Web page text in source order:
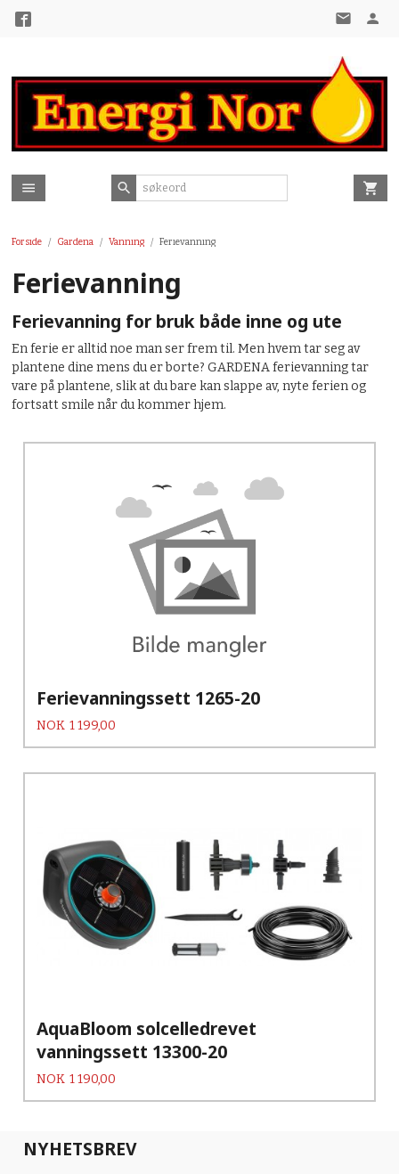
Forside Gardena Vanning Ferievanning
Ferievanning
Ferievanning for bruk både inne og ute
En ferie er alltid noe man ser frem til. Men hvem tar seg av
plantene dine mens du er borte? GARDENA ferievanning tar
vare på plantene, slik at du bare kan slappe av, nyte ferien og
fortsatt smile når du kommer hjem.
Ferievanningssett 1265-20
Pris
NOK 1 199,00
AquaBloom solcelledrevet
vanningssett 13300-20
Pris
NOK 1 190,00
NYHETSBREV